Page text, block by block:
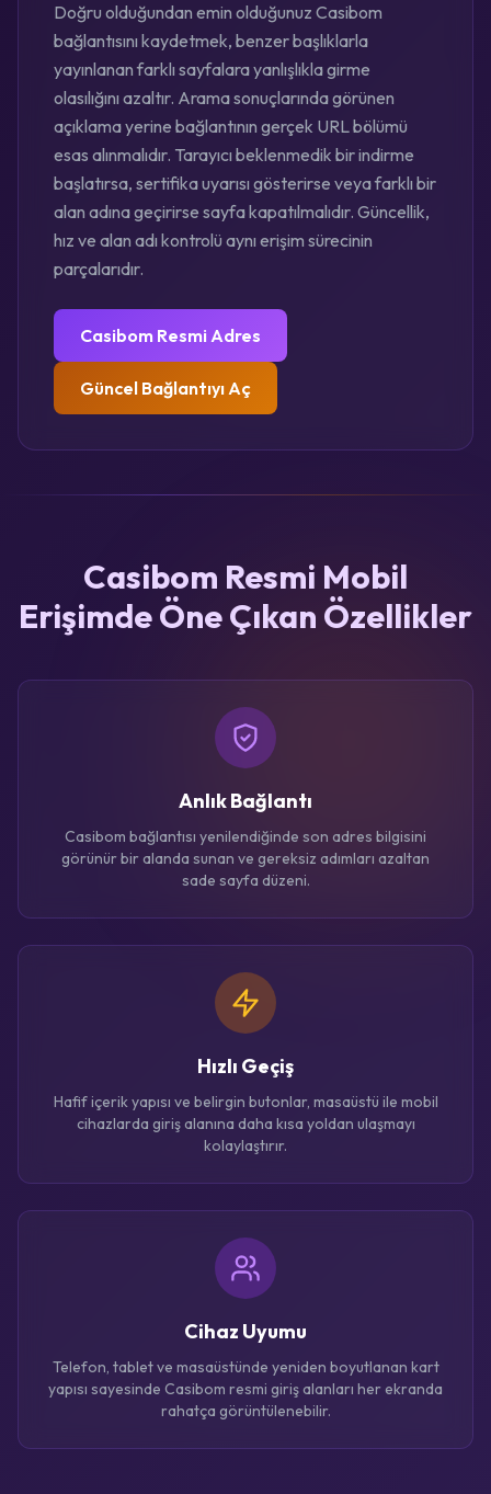
Doğru olduğundan emin olduğunuz Casibom
bağlantısını kaydetmek, benzer başlıklarla
yayınlanan farklı sayfalara yanlışlıkla girme
olasılığını azaltır. Arama sonuçlarında görünen
açıklama yerine bağlantının gerçek URL bölümü
esas alınmalıdır. Tarayıcı beklenmedik bir indirme
başlatırsa, sertifika uyarısı gösterirse veya farklı bir
alan adına geçirirse sayfa kapatılmalıdır. Güncellik,
hız ve alan adı kontrolü aynı erişim sürecinin
parçalarıdır.
Casibom Resmi Adres
Güncel Bağlantıyı Aç
Casibom Resmi Mobil
Erişimde Öne Çıkan Özellikler
Anlık Bağlantı
Casibom bağlantısı yenilendiğinde son adres bilgisini
görünür bir alanda sunan ve gereksiz adımları azaltan
sade sayfa düzeni.
Hızlı Geçiş
Hafif içerik yapısı ve belirgin butonlar, masaüstü ile mobil
cihazlarda giriş alanına daha kısa yoldan ulaşmayı
kolaylaştırır.
Cihaz Uyumu
Telefon, tablet ve masaüstünde yeniden boyutlanan kart
yapısı sayesinde Casibom resmi giriş alanları her ekranda
rahatça görüntülenebilir.